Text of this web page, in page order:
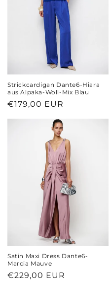
Strickcardigan Dante6-Hiara
aus Alpaka-Woll-Mix Blau
Normaler
€179,00 EUR
Satin Maxi Dress Dante6-
Marcia Mauve
Normaler
€229,00 EUR